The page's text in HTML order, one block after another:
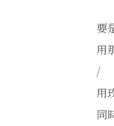
要
用
/
用
同